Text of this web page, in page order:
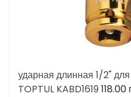
ударная длинная 1/2"
TOPTUL KABD1619 118.00